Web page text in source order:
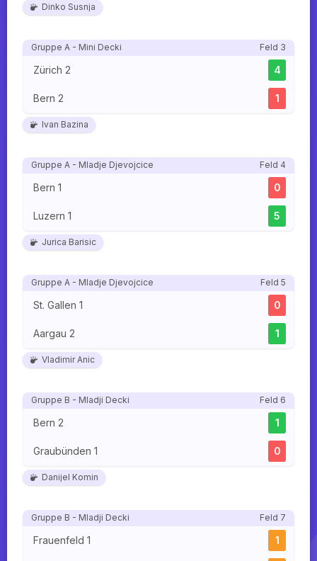
Dinko Susnja
Gruppe A - Mini Decki Feld 3
Zürich 2 4
Bern 2 1
Ivan Bazina
Gruppe A - Mladje Djevojcice Feld 4
Bern 1 0
Luzern 1 5
Jurica Barisic
Gruppe A - Mladje Djevojcice Feld 5
St. Gallen 1 0
Aargau 2 1
Vladimir Anic
Gruppe B - Mladji Decki Feld 6
Bern 2 1
Graubünden 1 0
Danijel Komin
Gruppe B - Mladji Decki Feld 7
Frauenfeld 1 1